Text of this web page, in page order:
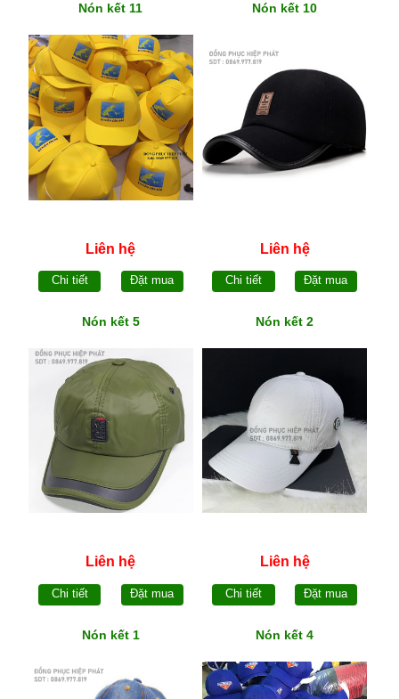
Nón kết 11
Liên hệ
Chi tiết Đặt mua
Nón kết 10
Liên hệ
Chi tiết Đặt mua
Nón kết 5
Liên hệ
Chi tiết Đặt mua
Nón kết 2
Liên hệ
Chi tiết Đặt mua
Nón kết 1 Nón kết 4